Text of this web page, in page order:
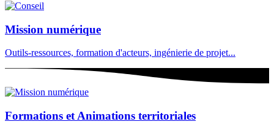
Mission numérique
Outils-ressources, formation d'acteurs, ingénierie de projet...
Formations et Animations territoriales